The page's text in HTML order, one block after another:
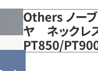
Others ノー
ヤ ネックレ
PT850/